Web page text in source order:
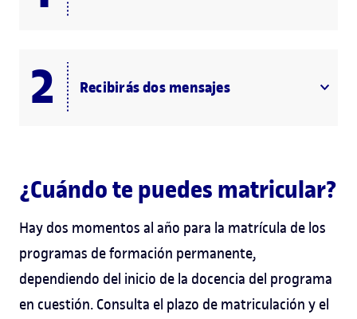
Recibirás dos mensajes
¿Cuándo te puedes matricular?
Hay dos momentos al año para la matrícula de los
programas de formación permanente,
dependiendo del inicio de la docencia del programa
en cuestión. Consulta el plazo de matriculación y el